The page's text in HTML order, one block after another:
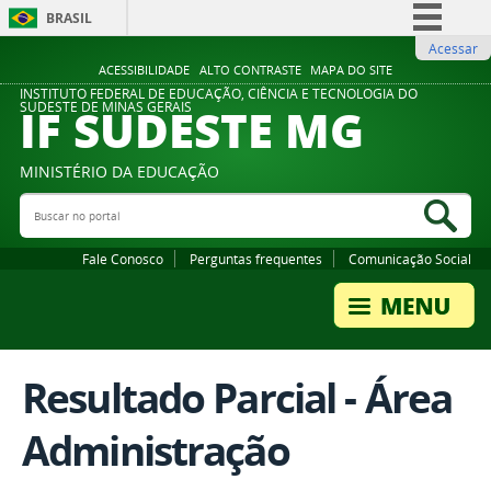
ACESSIBILIDADE ALTO CONTRASTE MAPA DO SITE
BRASIL
Comunica BR
Participe
Legislação
Acessar
INSTITUTO FEDERAL DE EDUCAÇÃO, CIÊNCIA E TECNOLOGIA DO
SUDESTE DE MINAS GERAIS
IF SUDESTE MG
MINISTÉRIO DA EDUCAÇÃO
Buscar no portal
Fale Conosco Perguntas frequentes Comunicação Social
Resultado Parcial - Área
Administração